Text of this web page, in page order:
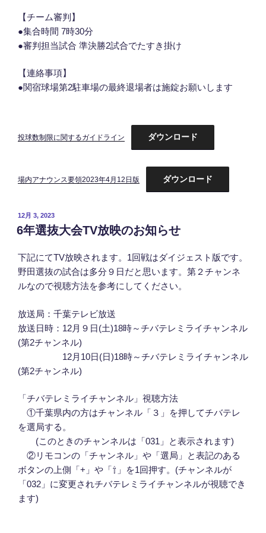
【チーム審判】
●集合時間 7時30分
●審判担当試合 準決勝2試合でたすき掛け
【連絡事項】
●関宿球場第2駐車場の最終退場者は施錠お願いします
投球数制限に関するガイドライン ダウンロード
場内アナウンス要領2023年4月12日版 ダウンロード
投
稿
日:
12月 3, 2023
6年選抜大会TV放映のお知らせ
下記にてTV放映されます。1回戦はダイジェスト版です。
野田選抜の試合は多分９日だと思います。第２チャンネ
ルなので視聴方法を参考にしてください。
放送局：千葉テレビ放送
放送日時：12月９日(土)18時～チバテレミライチャンネル
(第2チャンネル)
12月10日(日)18時～チバテレミライチャンネル
(第2チャンネル)
「チバテレミライチャンネル」視聴方法
①千葉県内の方はチャンネル「３」を押してチバテレ
を選局する。
(このときのチャンネルは「031」と表示されます)
②リモコンの「チャンネル」や「選局」と表記のある
ボタンの上側「+」や「⇧」を1回押す。(チャンネルが
「032」に変更されチバテレミライチャンネルが視聴でき
ます)